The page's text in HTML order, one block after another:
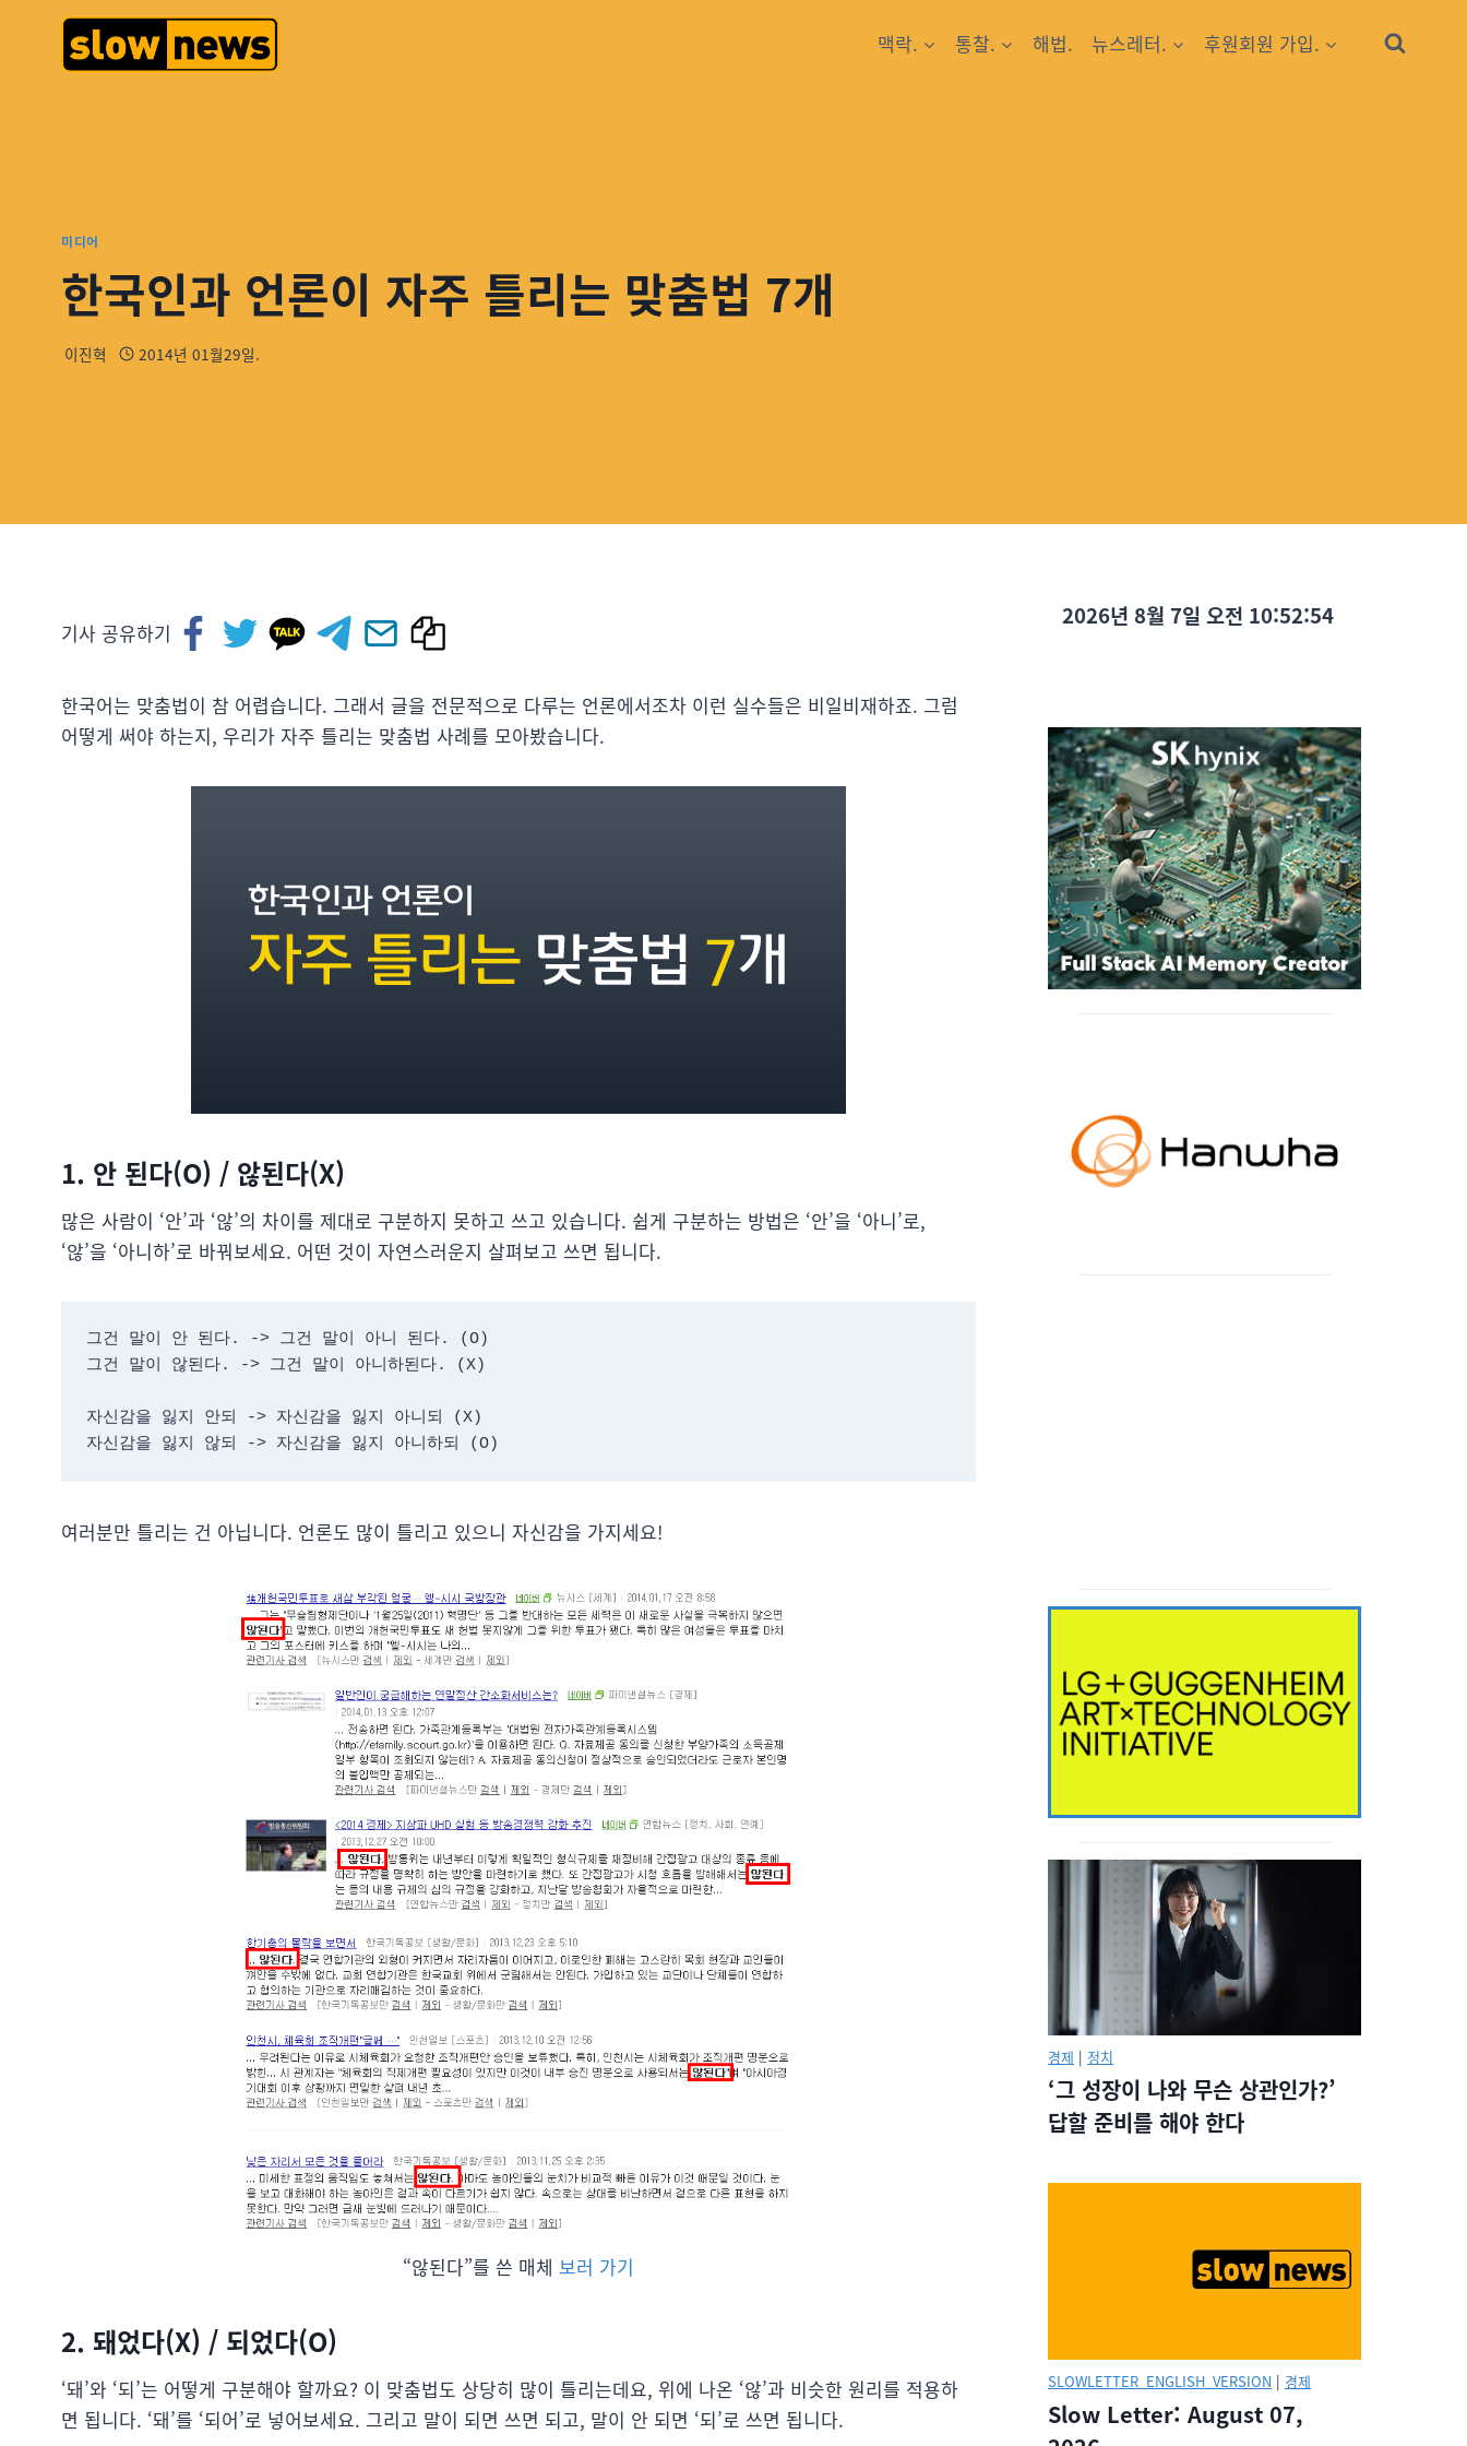
맥락. 통찰. 해법. 뉴스레터. 후원회원 가입.
미디어
한국인과 언론이 자주 틀리는 맞춤법 7개
이진혁 2014년 01월29일.
기사 공유하기
한국어는 맞춤법이 참 어렵습니다. 그래서 글을 전문적으로 다루는 언론에서조차 이런 실수들은 비일비재하죠. 그럼
어떻게 써야 하는지, 우리가 자주 틀리는 맞춤법 사례를 모아봤습니다.
1. 안 된다(O) / 않된다(X)
많은 사람이 ‘안’과 ‘않’의 차이를 제대로 구분하지 못하고 쓰고 있습니다. 쉽게 구분하는 방법은 ‘안’을 ‘아니’로,
‘않’을 ‘아니하’로 바꿔보세요. 어떤 것이 자연스러운지 살펴보고 쓰면 됩니다.
그건 말이 안 된다. -> 그건 말이 아니 된다. (O)
그건 말이 않된다. -> 그건 말이 아니하된다. (X)
자신감을 잃지 안되 -> 자신감을 잃지 아니되 (X)
자신감을 잃지 않되 -> 자신감을 잃지 아니하되 (O)
여러분만 틀리는 건 아닙니다. 언론도 많이 틀리고 있으니 자신감을 가지세요!
“않된다”를 쓴 매체 보러 가기
2. 돼었다(X) / 되었다(O)
‘돼’와 ‘되’는 어떻게 구분해야 할까요? 이 맞춤법도 상당히 많이 틀리는데요, 위에 나온 ‘않’과 비슷한 원리를 적용하
면 됩니다. ‘돼’를 ‘되어’로 넣어보세요. 그리고 말이 되면 쓰면 되고, 말이 안 되면 ‘되’로 쓰면 됩니다.
2026년 8월 7일 오전 10:52:55
경제 | 정치
‘그 성장이 나와 무슨 상관인가?’
답할 준비를 해야 한다
SLOWLETTER_ENGLISH_VERSION | 경제
Slow Letter: August 07,